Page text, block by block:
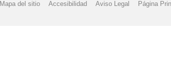
Mapa del sitio Accesibilidad Aviso Legal Página